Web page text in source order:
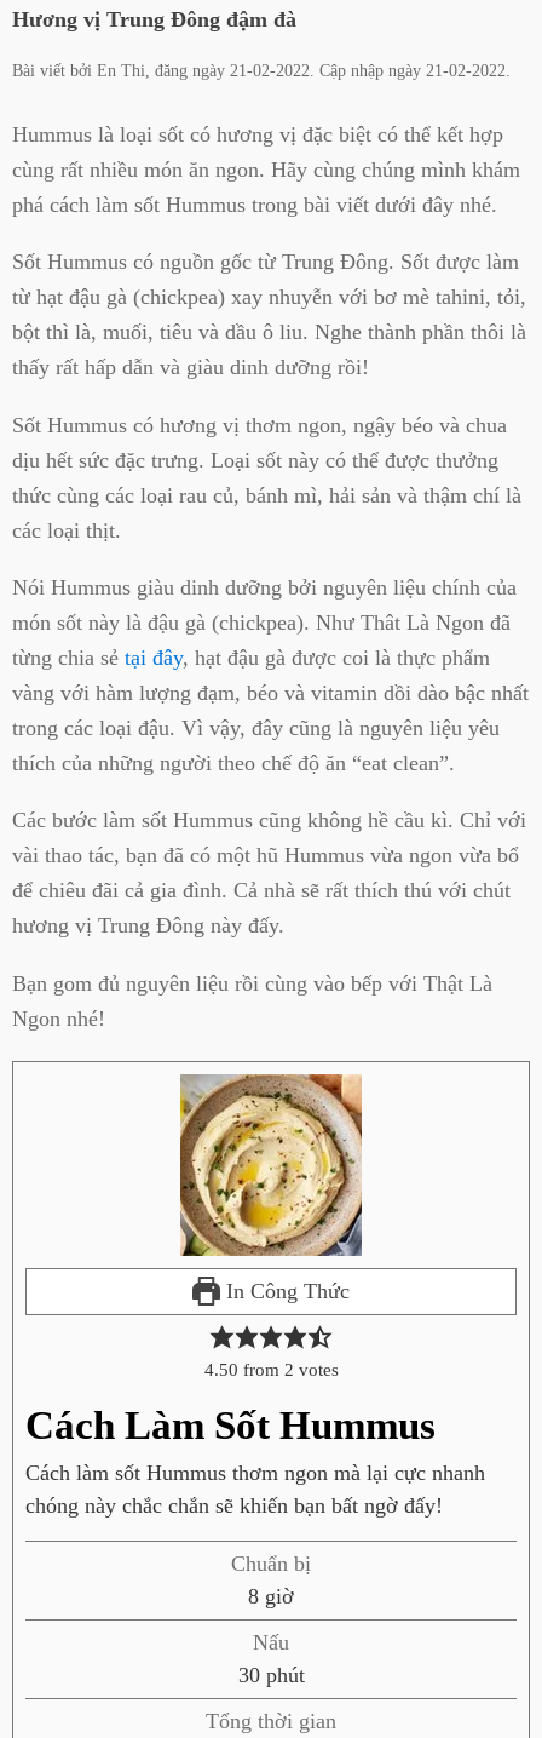
Hương vị Trung Đông đậm đà
Bài viết bởi En Thi, đăng ngày 21-02-2022. Cập nhập ngày 21-02-2022.
Hummus là loại sốt có hương vị đặc biệt có thể kết hợp
cùng rất nhiều món ăn ngon. Hãy cùng chúng mình khám
phá cách làm sốt Hummus trong bài viết dưới đây nhé.
Sốt Hummus có nguồn gốc từ Trung Đông. Sốt được làm
từ hạt đậu gà (chickpea) xay nhuyễn với bơ mè tahini, tỏi,
bột thì là, muối, tiêu và dầu ô liu. Nghe thành phần thôi là
thấy rất hấp dẫn và giàu dinh dưỡng rồi!
Sốt Hummus có hương vị thơm ngon, ngậy béo và chua
dịu hết sức đặc trưng. Loại sốt này có thể được thưởng
thức cùng các loại rau củ, bánh mì, hải sản và thậm chí là
các loại thịt.
Nói Hummus giàu dinh dưỡng bởi nguyên liệu chính của
món sốt này là đậu gà (chickpea). Như Thât Là Ngon đã
từng chia sẻ tại đây, hạt đậu gà được coi là thực phẩm
vàng với hàm lượng đạm, béo và vitamin dồi dào bậc nhất
trong các loại đậu. Vì vậy, đây cũng là nguyên liệu yêu
thích của những người theo chế độ ăn “eat clean”.
Các bước làm sốt Hummus cũng không hề cầu kì. Chỉ với
vài thao tác, bạn đã có một hũ Hummus vừa ngon vừa bổ
để chiêu đãi cả gia đình. Cả nhà sẽ rất thích thú với chút
hương vị Trung Đông này đấy.
Bạn gom đủ nguyên liệu rồi cùng vào bếp với Thật Là
Ngon nhé!
In Công Thức
4.50 from 2 votes
Cách Làm Sốt Hummus
Cách làm sốt Hummus thơm ngon mà lại cực nhanh
chóng này chắc chắn sẽ khiến bạn bất ngờ đấy!
Chuẩn bị
8g
i
giờ
Nấu
30p
h
phút
Tổng thời gian